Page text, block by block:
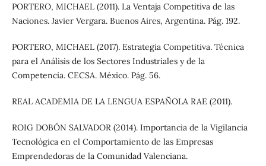
PORTERO, MICHAEL (2011). La Ventaja Competitiva de las
Naciones. Javier Vergara. Buenos Aires, Argentina. Pág. 192.
PORTERO, MICHAEL (2017). Estrategia Competitiva. Técnica
para el Análisis de los Sectores Industriales y de la
Competencia. CECSA. México. Pág. 56.
REAL ACADEMIA DE LA LENGUA ESPAÑOLA RAE (2011).
ROIG DOBÓN SALVADOR (2014). Importancia de la Vigilancia
Tecnológica en el Comportamiento de las Empresas
Emprendedoras de la Comunidad Valenciana.